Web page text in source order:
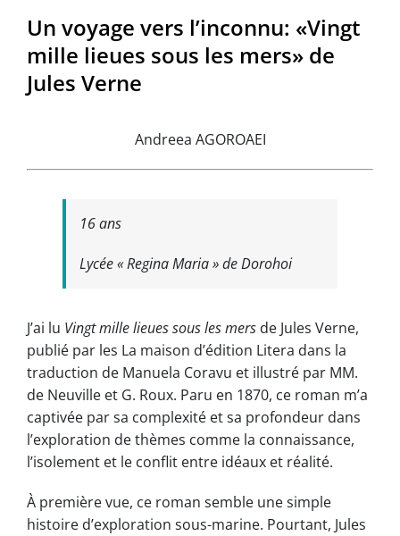
Un voyage vers l’inconnu: «Vingt
mille lieues sous les mers» de
Jules Verne
Andreea AGOROAEI
16 ans
Lycée « Regina Maria » de Dorohoi
J’ai lu Vingt mille lieues sous les mersde Jules Verne,
publié par les La maison d’édition Litera dans la
traduction de Manuela Coravu et illustré par MM.
de Neuville et G. Roux. Paru en 1870, ce roman m’a
captivée par sa complexité et sa profondeur dans
l’exploration de thèmes comme la connaissance,
l’isolement et le conflit entre idéaux et réalité.
À première vue, ce roman semble une simple
histoire d’exploration sous-marine. Pourtant, Jules